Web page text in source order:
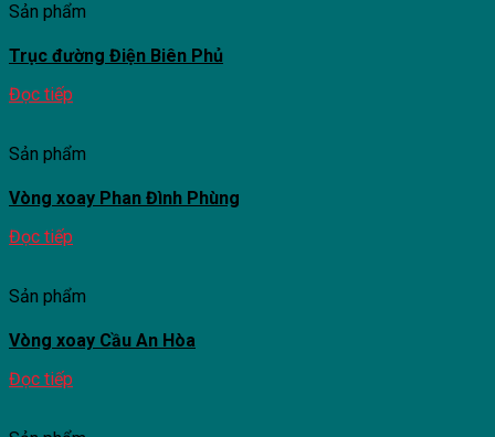
Sản phẩm
Trục đường Điện Biên Phủ
Đọc tiếp
Sản phẩm
Vòng xoay Phan Đình Phùng
Đọc tiếp
Sản phẩm
Vòng xoay Cầu An Hòa
Đọc tiếp